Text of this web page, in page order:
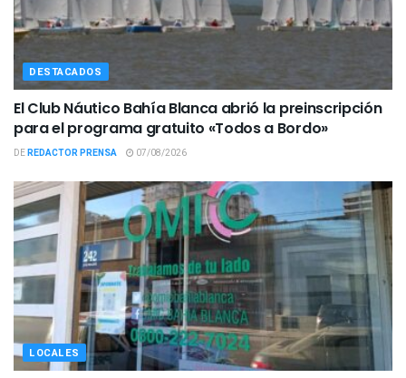
DESTACADOS
El Club Náutico Bahía Blanca abrió la preinscripción
para el programa gratuito «Todos a Bordo»
DEREDACTOR PRENSA 07/08/2026
LOCALES